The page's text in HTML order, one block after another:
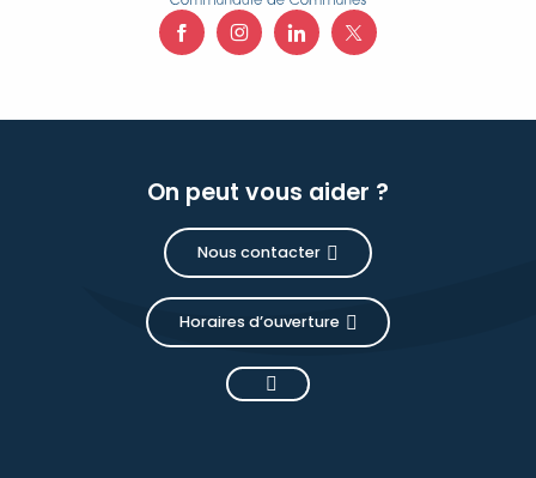
On peut vous aider ?
Nous contacter
Horaires d’ouverture